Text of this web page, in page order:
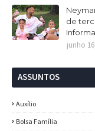
de
Informa
junho
ASSUNTOS
Auxílio
Bolsa Família